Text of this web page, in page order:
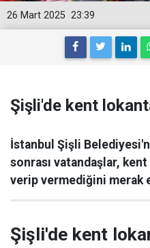
23:39
26 Mart 2025
Şişli'de kent
İstanbul Şişli
sonrası vatandaşlar,
verip vermediğini merak
Şişli'de kent